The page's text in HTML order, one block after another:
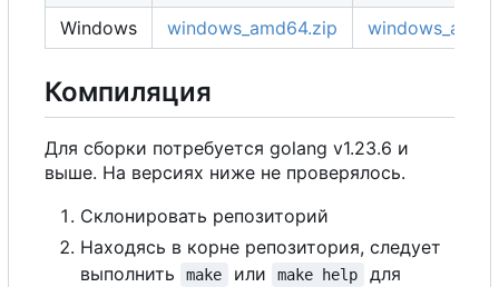
Windows
windows_amd64.zip
Компиляция
Для сборки потребуется golang v1.23.6 и
выше. На версиях ниже не проверялось.
Склонировать репозиторий
Находясь в корне репозитория, следует
выполнить
make или make help
для